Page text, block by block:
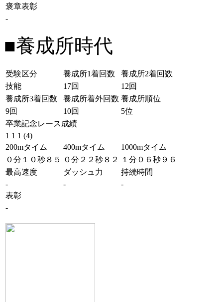
褒章表彰
-
■養成所時代
受験区分 養成所1着回数
養成所2着回数
技能
17回
12回
養成所3着回数
養成所着外回数 養成所順位
9回
10回
5位
卒業記念レース成績
1 1 1 (4)
200mタイム
400mタイム
1000mタイム
０分１０秒８５
０分２２秒８２
１分０６秒９６
最高速度
ダッシュ力
持続時間
-
-
-
表彰
-